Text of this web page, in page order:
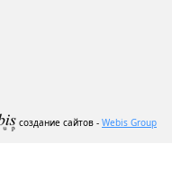
создание сайтов - Webis Group